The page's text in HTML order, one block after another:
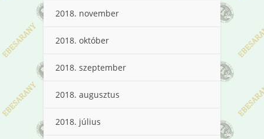
2018. november
2018. október
2018. szeptember
2018. augusztus
2018. július